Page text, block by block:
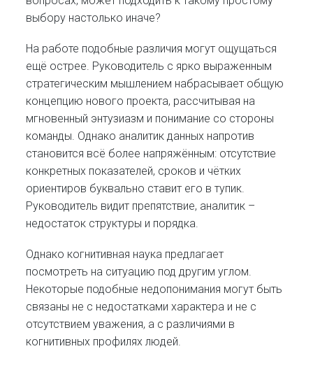
выбору настолько иначе?
На работе подобные различия могут ощущаться
ещё острее. Руководитель с ярко выраженным
стратегическим мышлением набрасывает общую
концепцию нового проекта, рассчитывая на
мгновенный энтузиазм и понимание со стороны
команды. Однако аналитик данных напротив
становится всё более напряжённым: отсутствие
конкретных показателей, сроков и чётких
ориентиров буквально ставит его в тупик.
Руководитель видит препятствие, аналитик –
недостаток структуры и порядка.
Однако когнитивная наука предлагает
посмотреть на ситуацию под другим углом.
Некоторые подобные недопонимания могут быть
связаны не с недостатками характера и не с
отсутствием уважения, а с различиями в
когнитивных профилях людей.